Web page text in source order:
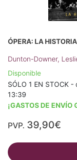
ÓPERA: LA
Dunton-Downer,
Disponible
SÓLO 1 EN STOCK
13:39
¡GASTOS DE ENVÍO
PVP. 39,90€